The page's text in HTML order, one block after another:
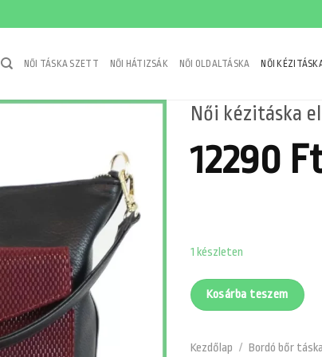
NŐI TÁSKA SZETT NŐI HÁTIZSÁK NŐI OLDALTÁSKA NŐI
Női kézitáska
12290
1 készleten
Kosárba teszem
Kezdőlap / Bordó bőr táska